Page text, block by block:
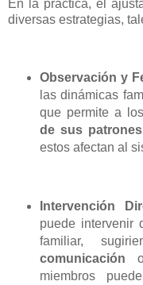
En la práctica, el
diversas estrategias,
Observación y
las dinámicas
que permite a
de sus
estos afectan al
Intervención
puede intervenir
familiar,
comunicación o
miembros